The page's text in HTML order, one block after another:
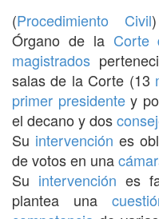
(Procedimiento Civil
Órgano de la Corte
magistrados
salas de la Corte (13
primer presidentey
el decano y dos
Su intervención es
de votos en una
Su intervención es
plantea una